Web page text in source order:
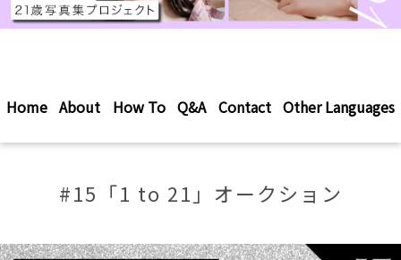
Home About How To Q&A Contact Other Languages
#15「1 to 21」オークション